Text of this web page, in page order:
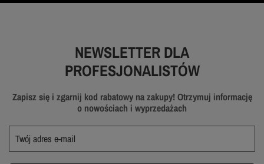
NEWSLETTER DLA
PROFESJONALISTÓW
Zapisz się i zgarnij kod rabatowy na zakupy! Otrzymuj informację
o nowościach i wyprzedażach